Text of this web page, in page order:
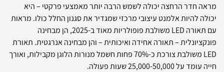
מראה חדר הרחצה יכולה לשמש הרבה יותר מאמצעי פרקטי – היא
יכולה להיות אלמנט עיצובי מרכזי שמגדיר את סגנון החלל כולו. מראות
עם תאורה LED משולבת פופולריות מאוד ב-2025, הן מבחינה
פונקציונלית – תאורה אחידה ואיכותית – והן מבחינה אנרגטית. תאורת
LED משולבת צורכת כ-70% פחות חשמל מנורות הלוגן מקבילות, ואורך
חייה עומד על 25,000-50,000 שעות פעולה.